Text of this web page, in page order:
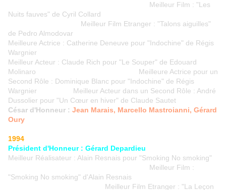
Meilleur Film : "Les
Nuits fauves" de Cyril Collard
Meilleur Film Etranger : "Talons aiguilles"
de Pedro Almodovar
Meilleure Actrice : Catherine Deneuve pour "Indochine" de Régis
Wargnier
Meilleur Acteur : Claude Rich pour "Le Souper" de Edouard
Molinaro Meilleure Actrice pour un
Second Rôle : Dominique Blanc pour "Indochine" de Régis
Wargnier Meilleur Acteur dans un Second Rôle : André
Dussolier pour "Un Cœur en hiver" de Claude Sautet
César d'Honneur : Jean Marais, Marcello Mastroianni, Gérard
Oury
1994
Président d'Honneur : Gérard Depardieu
Meilleur Réalisateur : Alain Resnais pour "Smoking No smoking"
Meilleur Film :
"Smoking No smoking" d'Alain Resnais
Meilleur Film Etranger : "La Leçon